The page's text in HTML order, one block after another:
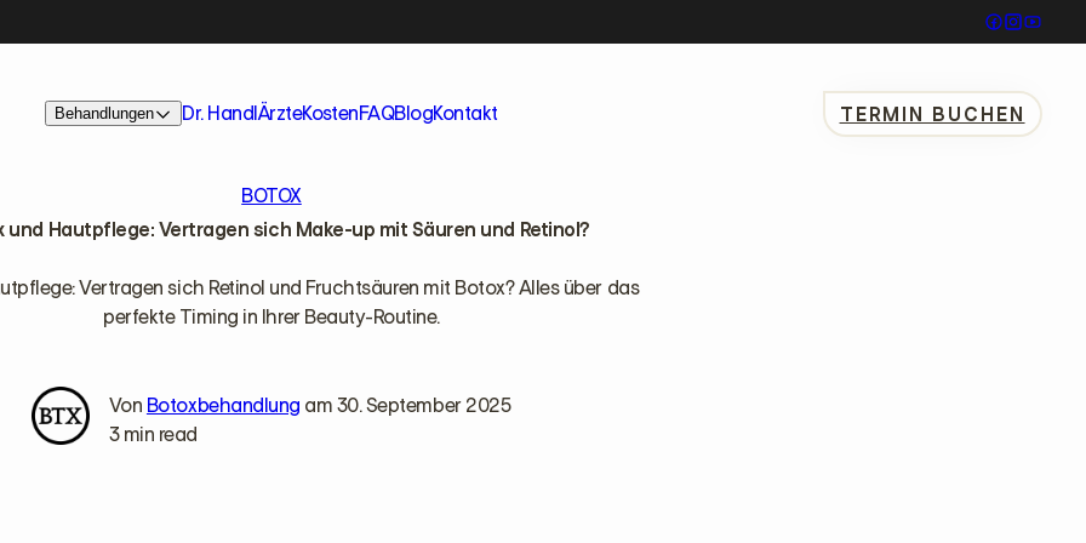
Behandlungen Dr. HandlÄrzteKostenFAQBlogKontakt TERMIN BUCHEN
BOTOX
und Hautpflege: Vertragen sich Make-up mit Säuren und Retinol?
Vertragen sich Retinol und Fruchtsäuren mit Botox? Alles über das
perfekte Timing in Ihrer Beauty-Routine.
Von Botoxbehandlung am 30. September 2025
3 min read